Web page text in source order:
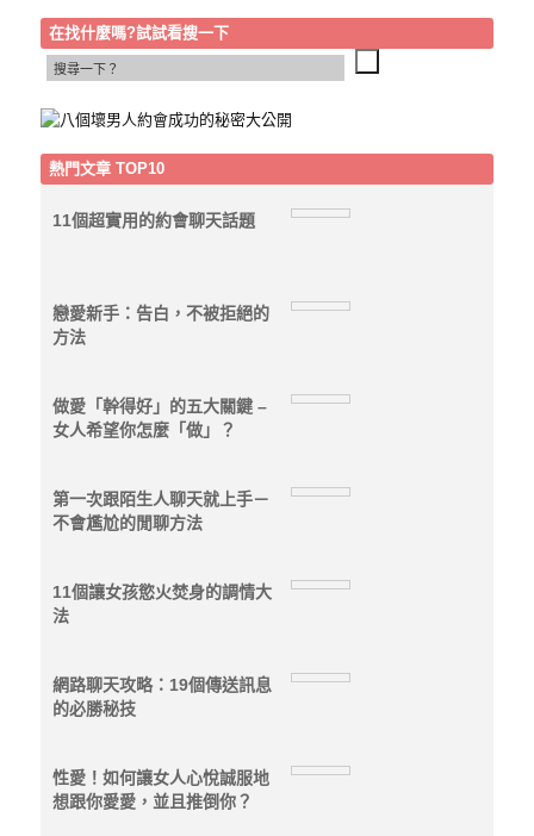
在找什麼嗎?試試看搜一下
熱門文章 TOP10
11個超實用的約會聊天話題
戀愛新手：告白，不被拒絕的
方法
做愛「幹得好」的五大關鍵 –
女人希望你怎麼「做」？
第一次跟陌生人聊天就上手－
不會尷尬的閒聊方法
11個讓女孩慾火焚身的調情大
法
網路聊天攻略：19個傳送訊息
的必勝秘技
性愛！如何讓女人心悅誠服地
想跟你愛愛，並且推倒你？